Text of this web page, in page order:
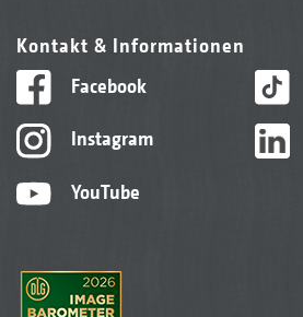
Kontakt & Informationen
Facebook
Instagram
YouTube